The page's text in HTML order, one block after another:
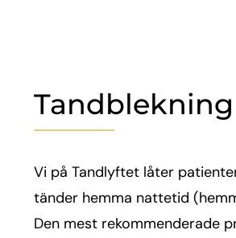
Tandblekning
Vi på Tandlyftet låter
tänder hemma nattetid
Den mest rekommenderade